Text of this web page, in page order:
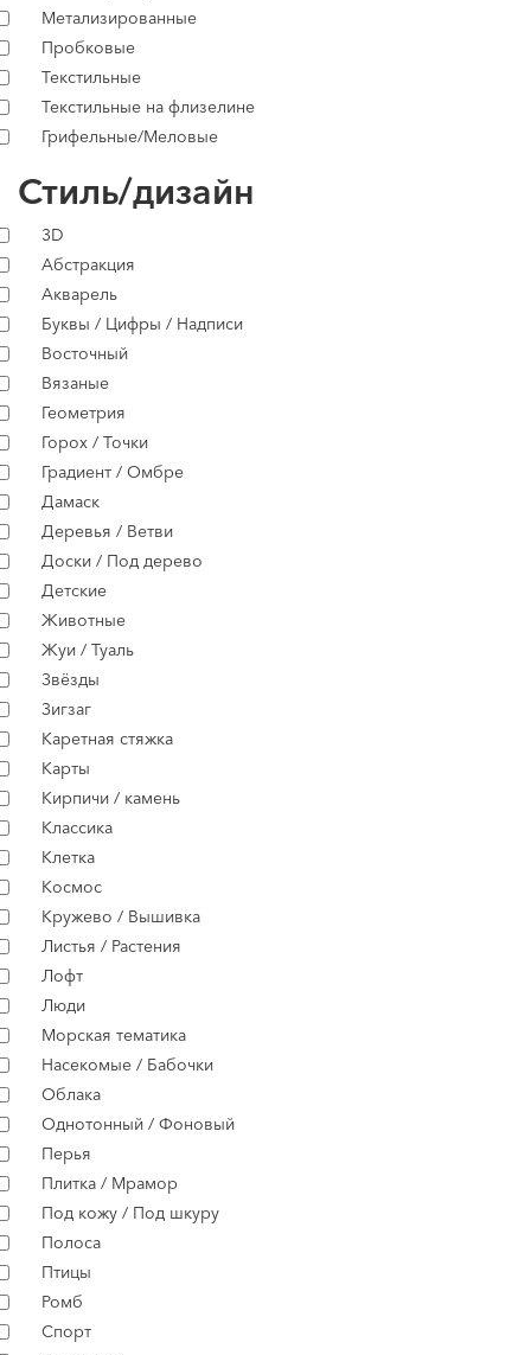
Метализированные
Пробковые
Текстильные
Текстильные на флизелине
Грифельные/Меловые
Стиль/дизайн
3D
Абстракция
Акварель
Буквы / Цифры / Надписи
Восточный
Вязаные
Геометрия
Горох / Точки
Градиент / Омбре
Дамаск
Деревья / Ветви
Доски / Под дерево
Детские
Животные
Жуи / Туаль
Звёзды
Зигзаг
Каретная стяжка
Карты
Кирпичи / камень
Классика
Клетка
Космос
Кружево / Вышивка
Листья / Растения
Лофт
Люди
Морская тематика
Насекомые / Бабочки
Облака
Однотонный / Фоновый
Перья
Плитка / Мрамор
Под кожу / Под шкуру
Полоса
Птицы
Ромб
Спорт